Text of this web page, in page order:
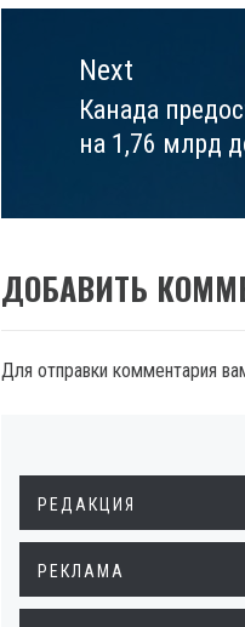
Next
Next
post:
Канада
на 1,76 млрд
ДОБАВИТЬ
Для отправки комментария
РЕДАКЦИЯ
РЕКЛАМА